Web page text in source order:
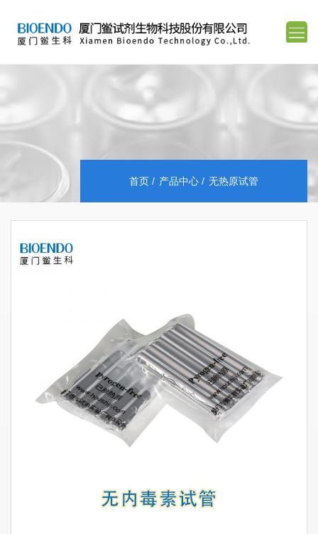
首页 产品中心 无热原试管